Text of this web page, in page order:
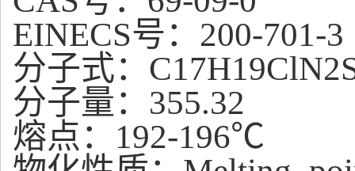
EINECS号：200-701-3
分子式：
分子量：355.32
熔点：192-196℃